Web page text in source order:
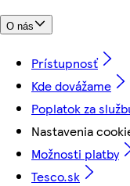
O nás
Prístupnosť
Kde dovážame
Poplatok za
Nastavenia
Možnosti platby
Tesco.sk